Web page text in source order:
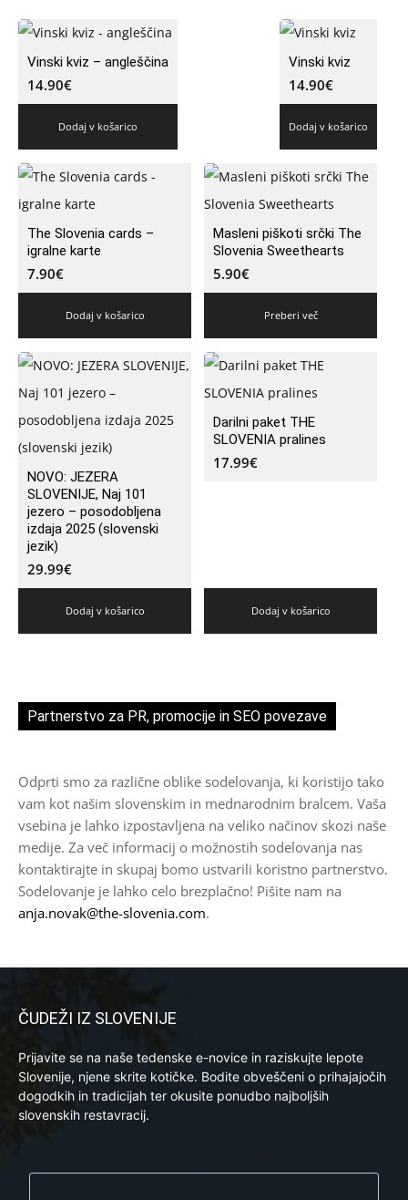
Vinski kviz – angleščina
14.90€
Dodaj v košarico
Vinski kviz
14.90€
Dodaj v košarico
The Slovenia cards –
igralne karte
7.90€
Dodaj v košarico
Masleni piškoti srčki The
Slovenia Sweethearts
5.90€
Preberi več
NOVO: JEZERA
SLOVENIJE, Naj 101
jezero – posodobljena
izdaja 2025 (slovenski
jezik)
29.99€
Dodaj v košarico
Darilni paket THE
SLOVENIA pralines
17.99€
Dodaj v košarico
Partnerstvo za PR, promocije in SEO povezave
Odprti smo za različne oblike sodelovanja, ki koristijo tako
vam kot našim slovenskim in mednarodnim bralcem. Vaša
vsebina je lahko izpostavljena na veliko načinov skozi naše
medije. Za več informacij o možnostih sodelovanja nas
kontaktirajte in skupaj bomo ustvarili koristno partnerstvo.
Sodelovanje je lahko celo brezplačno! Pišite nam na
anja.novak@the-slovenia.com.
ČUDEŽI IZ SLOVENIJE
Prijavite se na naše tedenske e-novice in raziskujte lepote
Slovenije, njene skrite kotičke. Bodite obveščeni o prihajajočih
dogodkih in tradicijah ter okusite ponudbo najboljših
slovenskih restavracij.